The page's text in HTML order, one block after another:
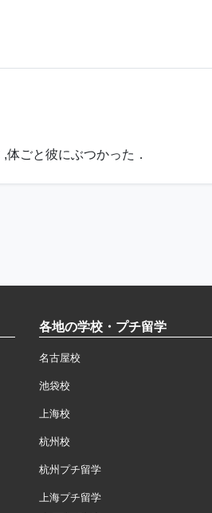
ごと彼にぶつかった．
各地の学校・プチ留学
名古屋校
池袋校
上海校
杭州校
杭州プチ留学
上海プチ留学